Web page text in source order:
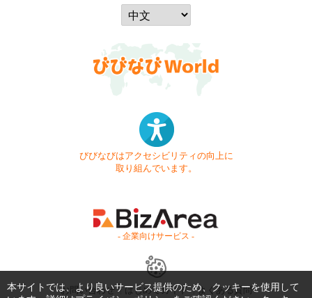
びびなびはアクセシビリティの向上に
取り組んでいます。
- 企業向けサービス -
お問い合わせ はじめてガイド よくある質問
本サイトでは、より良いサービス提供のため、クッキーを使用して